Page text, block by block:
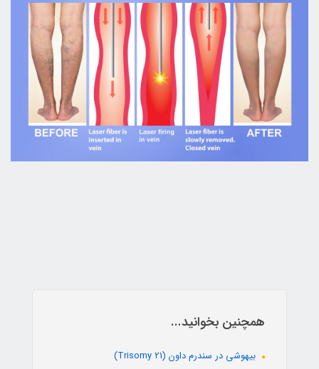
همچنین بخوانید...
بیهوشی در سندرم داون (Trisomy 21)